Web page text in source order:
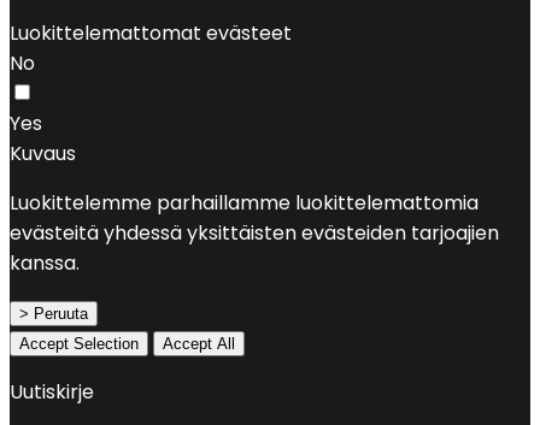
Luokittelemattomat evästeet
No
Yes
Kuvaus
Luokittelemme parhaillamme luokittelemattomia
evästeitä yhdessä yksittäisten evästeiden tarjoajien
kanssa.
> Peruuta
Accept Selection
Accept All
Uutiskirje